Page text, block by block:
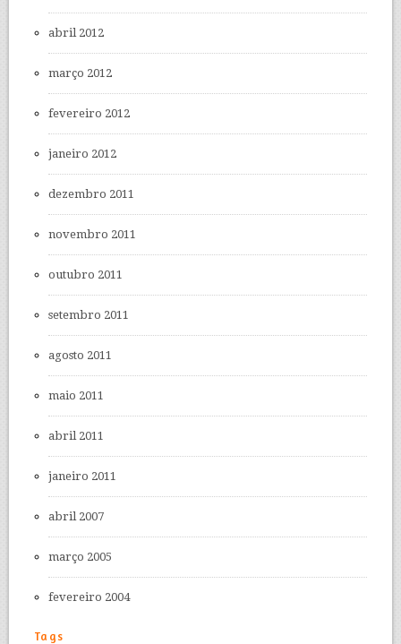
abril 2012
março 2012
fevereiro 2012
janeiro 2012
dezembro 2011
novembro 2011
outubro 2011
setembro 2011
agosto 2011
maio 2011
abril 2011
janeiro 2011
abril 2007
março 2005
fevereiro 2004
Tags